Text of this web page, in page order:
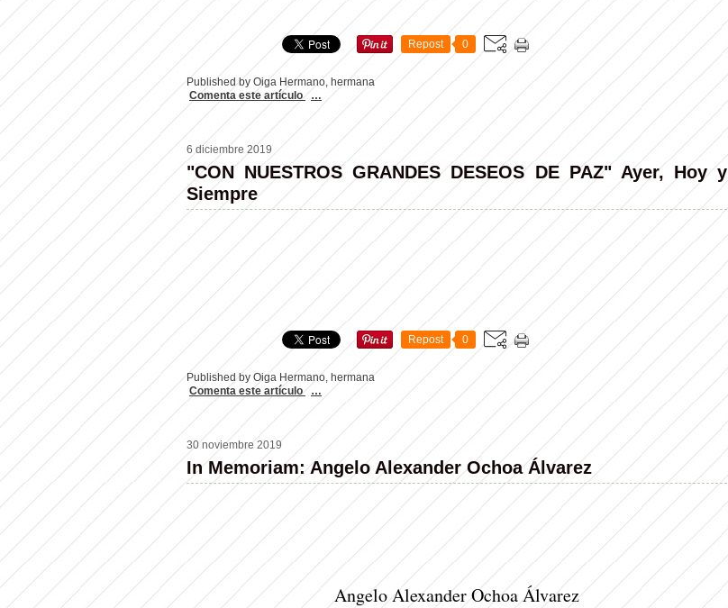
Repost 0
Published by Oiga Hermano, hermana
Comenta este artículo
…
6 diciembre 2019
"CON NUESTROS GRANDES DESEOS DE PAZ" Ayer, Hoy y
Siempre
Repost 0
Published by Oiga Hermano, hermana
Comenta este artículo
…
30 noviembre 2019
In Memoriam: Angelo Alexander Ochoa Álvarez
Angelo Alexander Ochoa Álvarez